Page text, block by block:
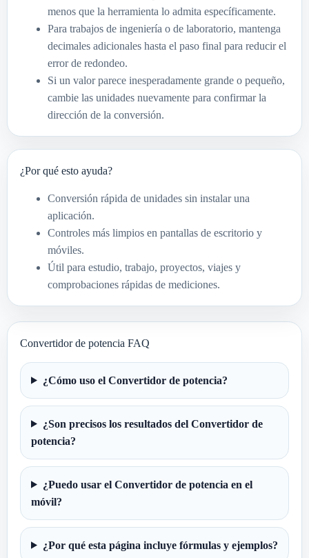
menos que la herramienta lo admita específicamente.
Para trabajos de ingeniería o de laboratorio, mantenga
decimales adicionales hasta el paso final para reducir el
error de redondeo.
Si un valor parece inesperadamente grande o pequeño,
cambie las unidades nuevamente para confirmar la
dirección de la conversión.
¿Por qué esto ayuda?
Conversión rápida de unidades sin instalar una
aplicación.
Controles más limpios en pantallas de escritorio y
móviles.
Útil para estudio, trabajo, proyectos, viajes y
comprobaciones rápidas de mediciones.
Convertidor de potencia FAQ
¿Cómo uso el Convertidor de potencia?
¿Son precisos los resultados del Convertidor de
potencia?
¿Puedo usar el Convertidor de potencia en el
móvil?
¿Por qué esta página incluye fórmulas y ejemplos?